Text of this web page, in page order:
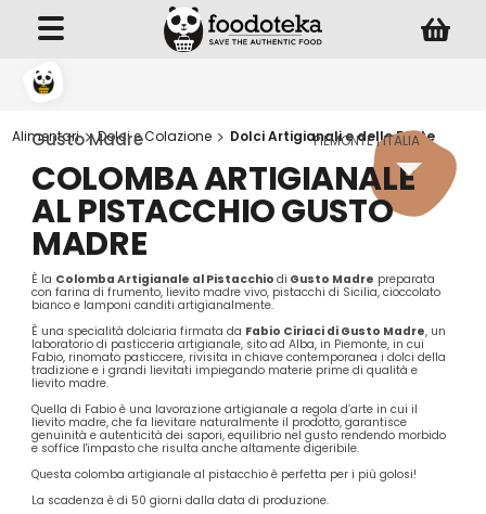
Alimentari Dolci e Colazione Dolci Artigianali e delle Feste
Gusto Madre PIEMONTE | ITALIA
COLOMBA ARTIGIANALE
AL PISTACCHIO GUSTO
MADRE
È la Colomba Artigianale al Pistacchiodi Gusto Madre preparata
con farina di frumento, lievito madre vivo, pistacchi di Sicilia, cioccolato
bianco e lamponi canditi artigianalmente.
È una specialità dolciaria firmata da Fabio Ciriaci di Gusto Madre, un
laboratorio di pasticceria artigianale, sito ad Alba, in Piemonte, in cui
Fabio, rinomato pasticcere, rivisita in chiave contemporanea i dolci della
tradizione e i grandi lievitati impiegando materie prime di qualità e
lievito madre.
Quella di Fabio è una lavorazione artigianale a regola d’arte in cui il
lievito madre, che fa lievitare naturalmente il prodotto, garantisce
genuinità e autenticità dei sapori, equilibrio nel gusto rendendo morbido
e soffice l'impasto che risulta anche altamente digeribile.
Questa colomba artigianale al pistacchio è perfetta per i più golosi!
La scadenza è di 50 giorni dalla data di produzione.